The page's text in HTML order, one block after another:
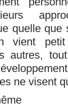
quelle que
vient
autres,
ne visent